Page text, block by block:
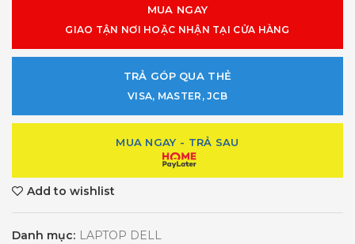
MUA NGAY
GIAO TẬN NƠI HOẶC NHẬN TẠI CỬA HÀNG
TRẢ GÓP QUA THẺ
VISA, MASTER, JCB
MUA NGAY - TRẢ SAU
Add to wishlist
Danh mục: LAPTOP DELL